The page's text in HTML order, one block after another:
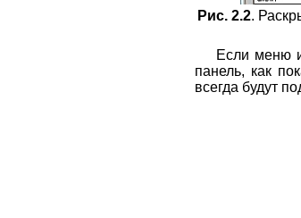
Рис. 2.2.
Если меню
панель, как
всегда будут